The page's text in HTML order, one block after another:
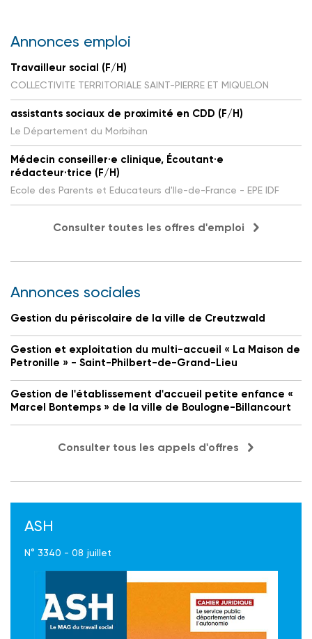
Annonces emploi
Travailleur social (F/H)
COLLECTIVITE TERRITORIALE SAINT-PIERRE ET MIQUELON
assistants sociaux de proximité en CDD (F/H)
Le Département du Morbihan
Médecin conseiller·e clinique, Écoutant·e
rédacteur·trice (F/H)
Ecole des Parents et Educateurs d'Ile-de-France - EPE IDF
Consulter toutes les offres d'emploi
Annonces sociales
Gestion du périscolaire de la ville de Creutzwald
Gestion et exploitation du multi-accueil « La Maison de
Petronille » - Saint-Philbert-de-Grand-Lieu
Gestion de l'établissement d'accueil petite enfance «
Marcel Bontemps » de la ville de Boulogne-Billancourt
Consulter tous les appels d'offres
ASH
N° 3340 - 08 juillet